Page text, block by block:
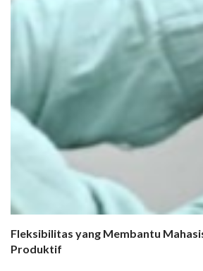
Fleksibilitas yang Membantu
Produktif